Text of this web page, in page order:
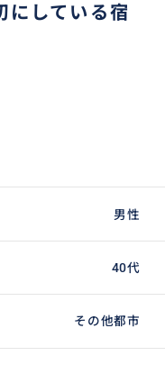
にしている宿
男性
40代
その他都市